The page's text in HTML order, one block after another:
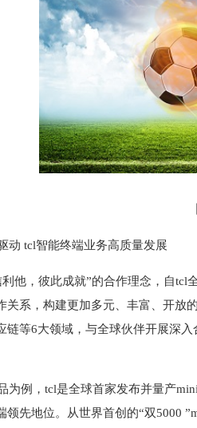
动 tcl智能终端业务高质量发展
他，彼此成就”的合作理念，自tcl
关系，构建更加多元、丰富、开放
链等6大领域，与全球伙伴开展深
为例，tcl是全球首家发布并量产
领先地位。从世界首创的“双5000